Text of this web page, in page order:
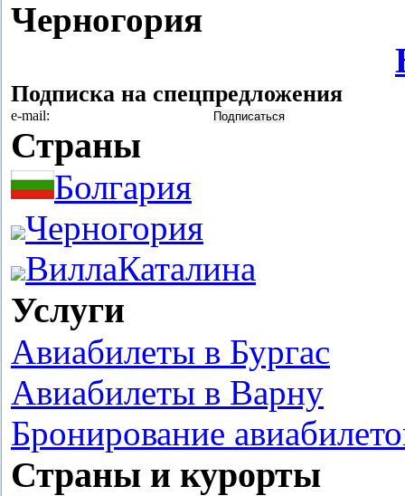
Черногория
Подписка на спецпредложения
e-mail:
Страны
Болгария
Черногория
ВиллаКаталина
Услуги
Авиабилеты в Бургас
Авиабилеты в Варну
Бронирование
Страны и курорты